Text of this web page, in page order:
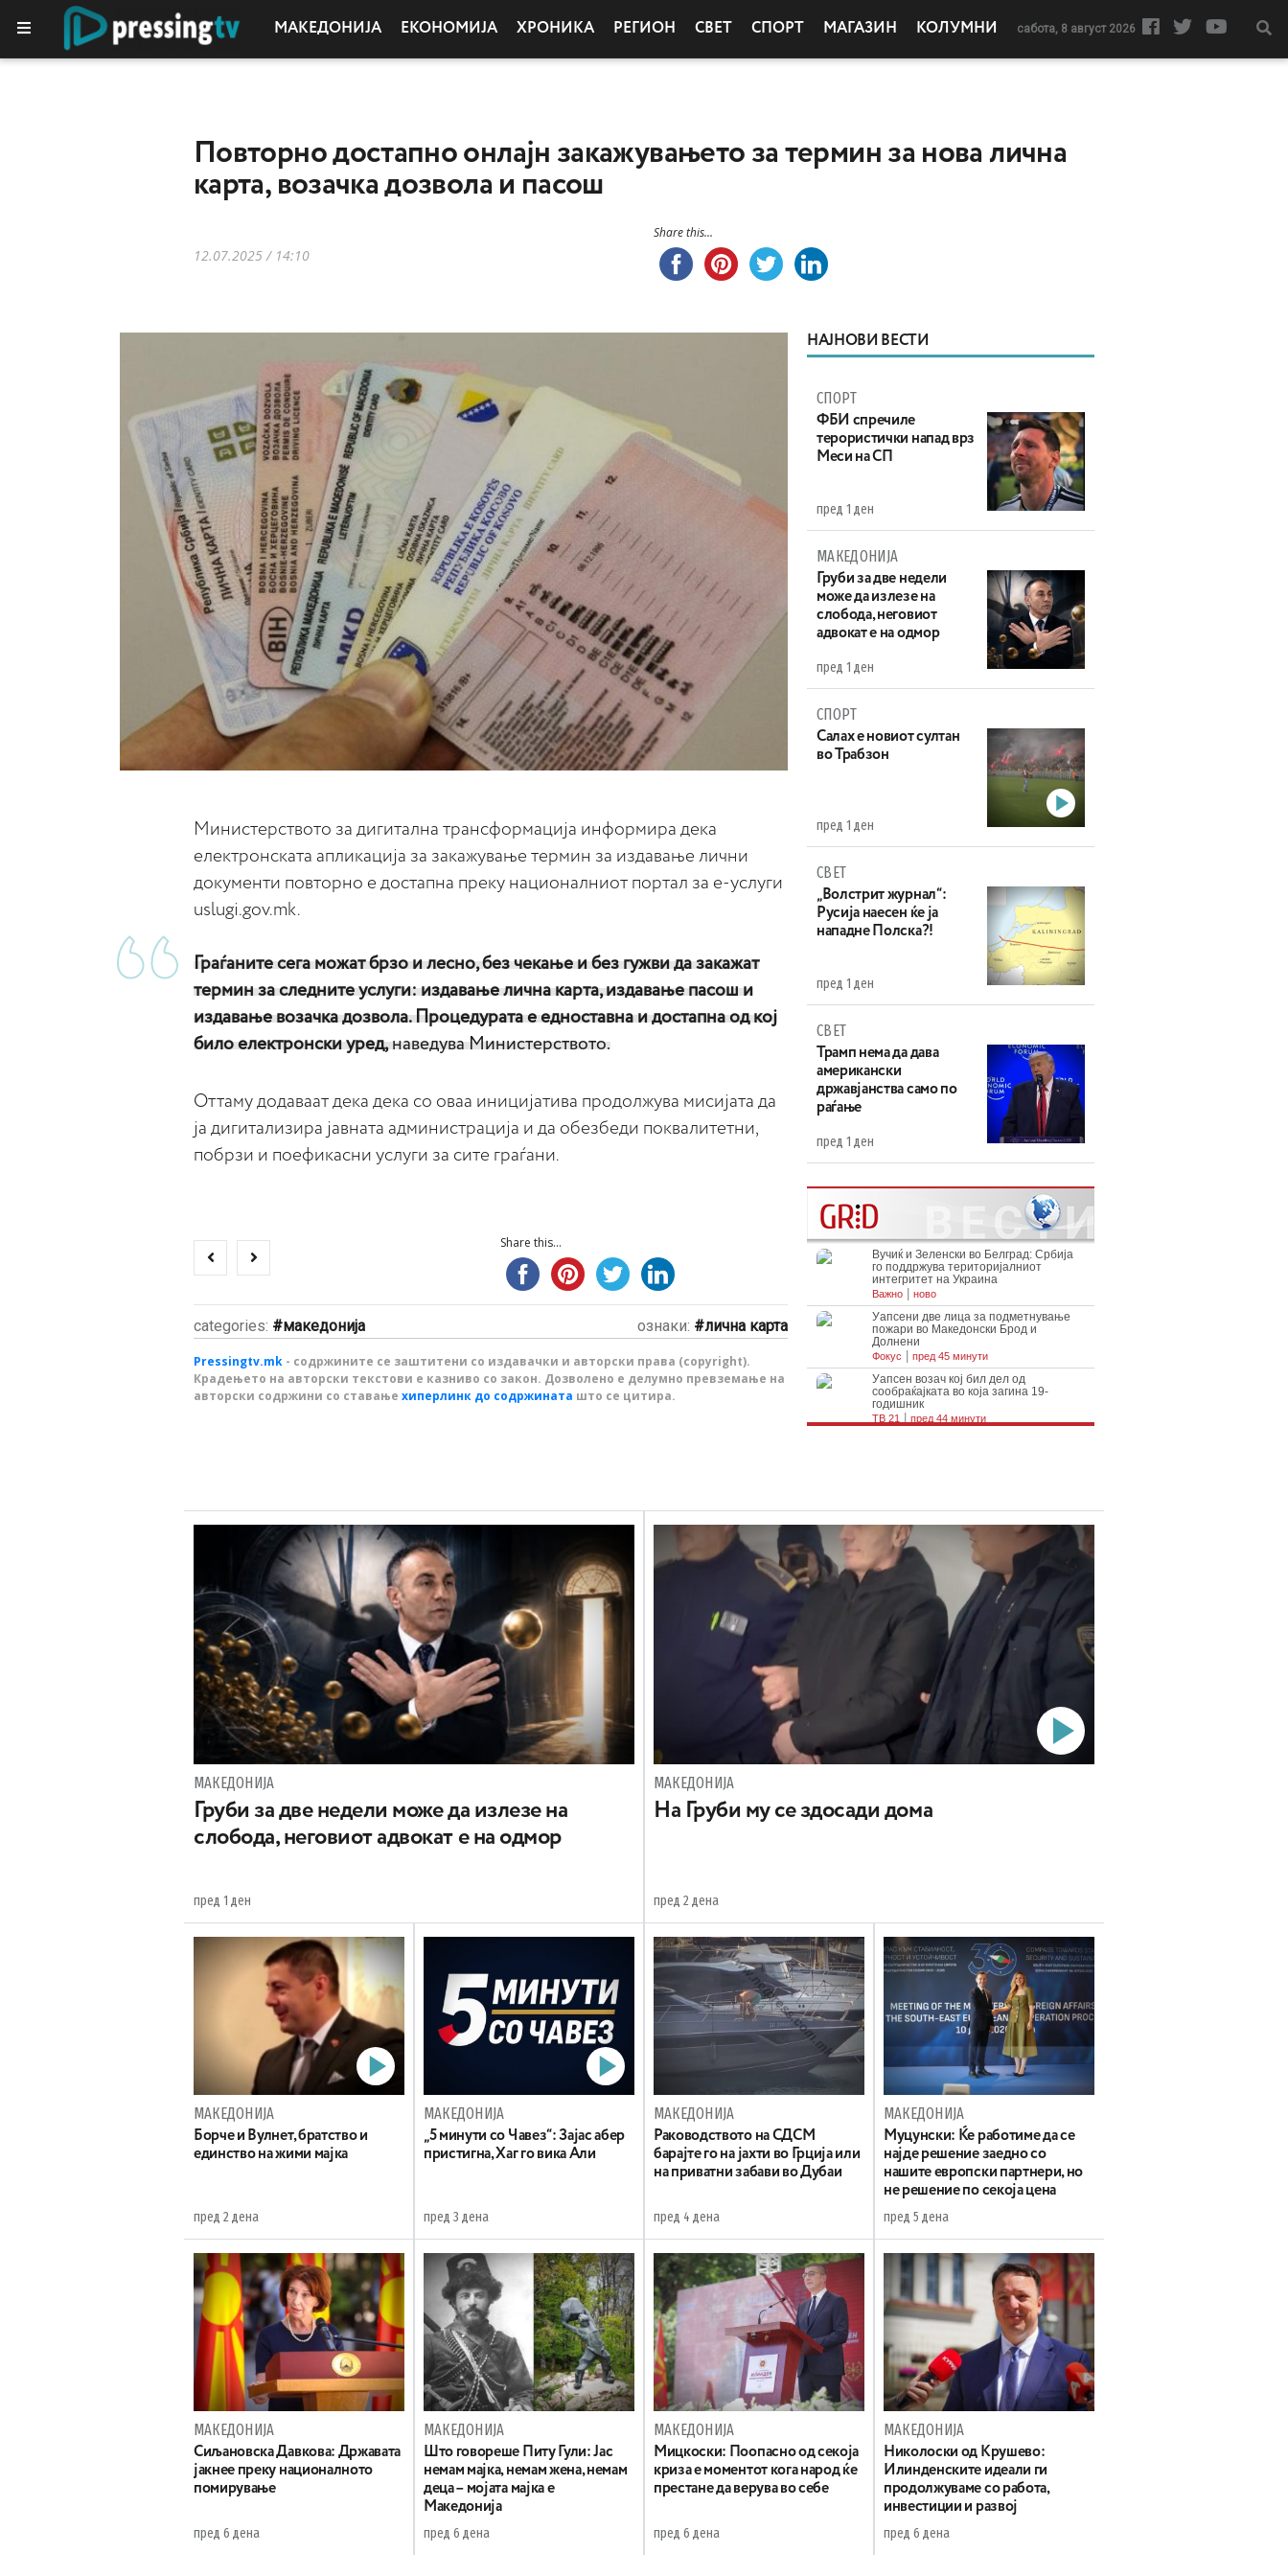
МАКЕДОНИЈА ЕКОНОМИЈА ХРОНИКА РЕГИОН СВЕТ СПОРТ МАГАЗИН КОЛУМНИ сабота, 8 август 2026
Повторно достапно онлајн закажувањето за термин за нова лична
карта, возачка дозвола и пасош
12.07.2025 / 14:10
Share this...
Министерството за дигитална трансформација информира дека
електронската апликација за закажување термин за издавање лични
документи повторно е достапна преку националниот портал за е-услуги
uslugi.gov.mk.
Граѓаните сега можат брзо и лесно, без чекање и без гужви да закажат
термин за следните услуги: издавање лична карта, издавање пасош и
издавање возачка дозвола. Процедурата е едноставна и достапна од кој
било електронски уред,наведува Министерството.
Оттаму додаваат дека дека со оваа иницијатива продолжува мисијата да
ја дигитализира јавната администрација и да обезбеди поквалитетни,
побрзи и поефикасни услуги за сите граѓани.
Share this...
categories: македонија ознаки: лична карта
Pressingtv.mk - содржините се заштитени со издавачки и авторски права (copyright).
Крадењето на авторски текстови е казниво со закон. Дозволено е делумно превземање на
авторски содржини со ставање хиперлинк до содржината што се цитира.
НАЈНОВИ ВЕСТИ
СПОРТ
ФБИ спречиле
терористички напад врз
Меси на СП
пред 1 ден
МАКЕДОНИЈА
Груби за две недели
може да излезе на
слобода, неговиот
адвокат е на одмор
пред 1 ден
СПОРТ
Салах е новиот султан
во Трабзон
пред 1 ден
СВЕТ
„Волстрит журнал“:
Русија наесен ќе ја
нападне Полска?!
пред 1 ден
СВЕТ
Трамп нема да дава
американски
државјанства само по
раѓање
пред 1 ден
МАКЕДОНИЈА
Груби за две недели може да излезе на
слобода, неговиот адвокат е на одмор
пред 1 ден
МАКЕДОНИЈА
На Груби му се здосади дома
пред 2 дена
МАКЕДОНИЈА
Борче и Вулнет, братство и
единство на жими мајка
пред 2 дена
МАКЕДОНИЈА
„5 минути со Чавез“: Зајас абер
пристигна, Хаг го вика Али
пред 3 дена
МАКЕДОНИЈА
Раководството на СДСМ
барајте го на јахти во Грција или
на приватни забави во Дубаи
пред 4 дена
МАКЕДОНИЈА
Муцунски: Ќе работиме да се
најде решение заедно со
нашите европски партнери, но
не решение по секоја цена
пред 5 дена
МАКЕДОНИЈА
Сиљановска Давкова: Државата
јакнее преку националното
помирување
пред 6 дена
МАКЕДОНИЈА
Што говореше Питу Гули: Јас
немам мајка, немам жена, немам
деца – мојата мајка е
Македонија
пред 6 дена
МАКЕДОНИЈА
Мицкоски: Поопасно од секоја
криза е моментот кога народ ќе
престане да верува во себе
пред 6 дена
МАКЕДОНИЈА
Николоски од Крушево:
Илинденските идеали ги
продолжуваме со работа,
инвестиции и развој
пред 6 дена